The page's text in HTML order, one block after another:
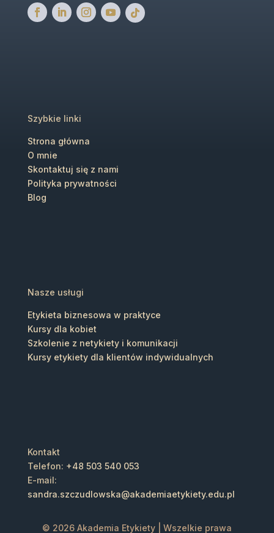
Szybkie linki
Strona główna
O mnie
Skontaktuj się z nami
Polityka prywatności
Blog
Nasze usługi
Etykieta biznesowa w praktyce
Kursy dla kobiet
Szkolenie z netykiety i komunikacji
Kursy etykiety dla klientów indywidualnych
Kontakt
Telefon: +48 503 540 053
E-mail:
sandra.szczudlowska@akademiaetykiety.edu.pl
© 2026 Akademia Etykiety| Wszelkie prawa